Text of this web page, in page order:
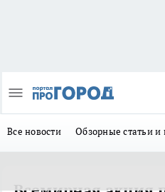
Все новости Обзорные статьи и